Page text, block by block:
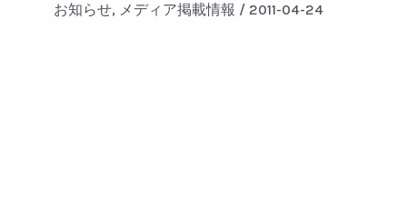
お知らせ, メディア掲載情報 / 2011-04-24